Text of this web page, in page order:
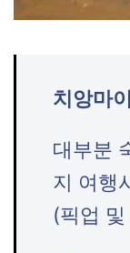
치앙마
대부분
지 여행
(픽업